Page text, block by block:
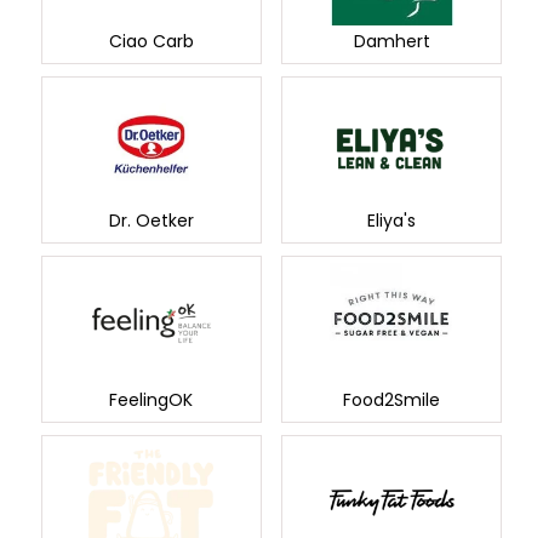
Ciao Carb Damhert
Dr. Oetker Eliya's
FeelingOK Food2Smile